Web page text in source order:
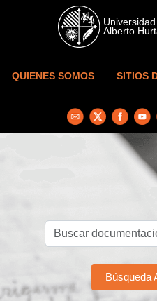
Skip to main content
QUIENES SOMOS SITIOS
Búsqueda